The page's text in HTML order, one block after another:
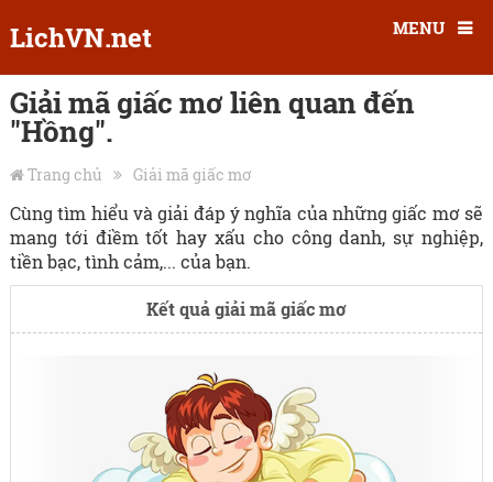
LichVN.net MENU
Giải mã giấc mơ liên quan đến
"Hồng".
Trang chủ Giải mã giấc mơ
Cùng tìm hiểu và giải đáp ý nghĩa của những giấc mơ sẽ
mang tới điềm tốt hay xấu cho công danh, sự nghiệp,
tiền bạc, tình cảm,... của bạn.
Kết quả giải mã giấc mơ